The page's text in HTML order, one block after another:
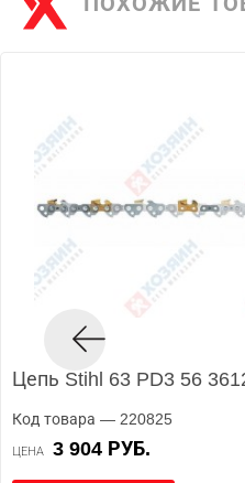
Цепь Stihl 63 PD3 56
Код товара — 220825
ЦЕНА 3 904 РУБ.